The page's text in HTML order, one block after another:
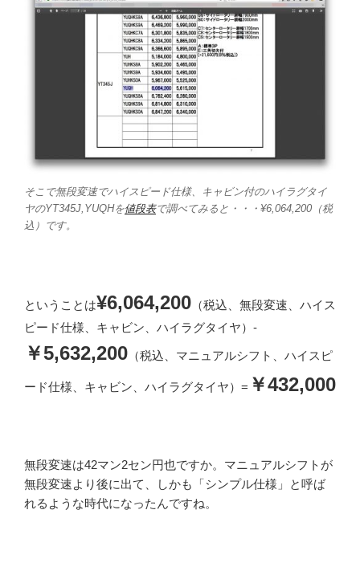
そこで無段変速でハイスピード仕様、キャビン付のハイラグタイ
ヤのYT345J,YUQHを値段表で調べてみると・・・¥6,064,200（税
込）です。
ということは¥6,064,200 （税込、無段変速、ハイス
ピード仕様、キャビン、ハイラグタイヤ）-
￥5,632,200 （税込、マニュアルシフト、ハイスピ
ード仕様、キャビン、ハイラグタイヤ）= ￥432,000
無段変速は42マン2セン円也ですか。マニュアルシフトが
無段変速より後に出て、しかも「シンプル仕様」と呼ば
れるような時代になったんですね。